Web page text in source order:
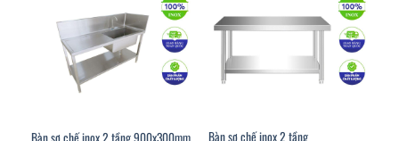
Bàn sơ chế inox 2 tầng 900x300mm
Bàn sơ chế inox 2 tầng